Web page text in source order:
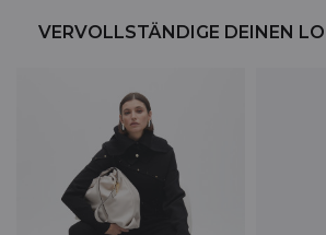
VERVOLLSTÄNDIGE DEINEN